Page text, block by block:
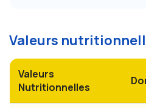
Valeurs
Valeurs
Nutritionnelles